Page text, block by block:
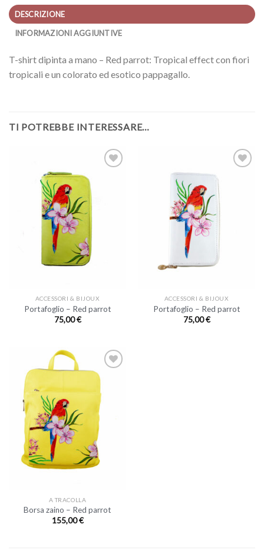
DESCRIZIONE
INFORMAZIONI AGGIUNTIVE
T-shirt dipinta a mano – Red parrot: Tropical effect con fiori
tropicali e un colorato ed esotico pappagallo.
TI POTREBBE INTERESSARE…
ACCESSORI & BIJOUX
Portafoglio – Red parrot
75,00€
ACCESSORI & BIJOUX
Portafoglio – Red parrot
75,00€
A TRACOLLA
Borsa zaino – Red parrot
155,00€